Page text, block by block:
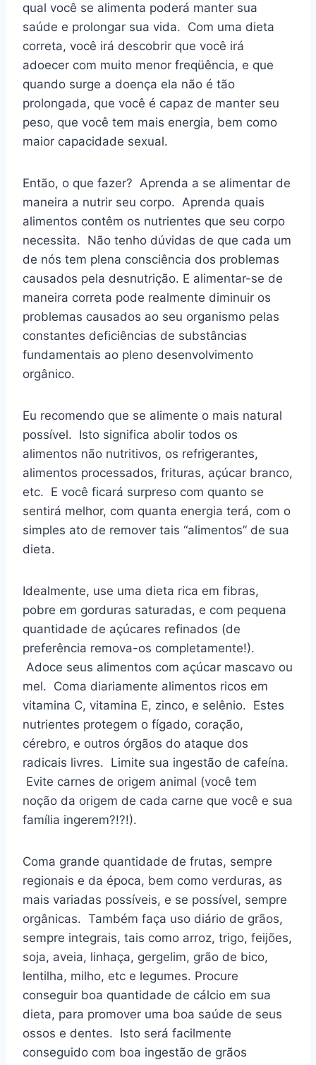
qual você se alimenta poderá manter sua
saúde e prolongar sua vida. Com uma dieta
correta, você irá descobrir que você irá
adoecer com muito menor freqüência, e que
quando surge a doença ela não é tão
prolongada, que você é capaz de manter seu
peso, que você tem mais energia, bem como
maior capacidade sexual.
Então, o que fazer? Aprenda a se alimentar de
maneira a nutrir seu corpo. Aprenda quais
alimentos contêm os nutrientes que seu corpo
necessita. Não tenho dúvidas de que cada um
de nós tem plena consciência dos problemas
causados pela desnutrição. E alimentar-se de
maneira correta pode realmente diminuir os
problemas causados ao seu organismo pelas
constantes deficiências de substâncias
fundamentais ao pleno desenvolvimento
orgânico.
Eu recomendo que se alimente o mais natural
possível. Isto significa abolir todos os
alimentos não nutritivos, os refrigerantes,
alimentos processados, frituras, açúcar branco,
etc. E você ficará surpreso com quanto se
sentirá melhor, com quanta energia terá, com o
simples ato de remover tais “alimentos” de sua
dieta.
Idealmente, use uma dieta rica em fibras,
pobre em gorduras saturadas, e com pequena
quantidade de açúcares refinados (de
preferência remova-os completamente!).
Adoce seus alimentos com açúcar mascavo ou
mel. Coma diariamente alimentos ricos em
vitamina C, vitamina E, zinco, e selênio. Estes
nutrientes protegem o fígado, coração,
cérebro, e outros órgãos do ataque dos
radicais livres. Limite sua ingestão de cafeína.
Evite carnes de origem animal (você tem
noção da origem de cada carne que você e sua
família ingerem?!?!).
Coma grande quantidade de frutas, sempre
regionais e da época, bem como verduras, as
mais variadas possíveis, e se possível, sempre
orgânicas. Também faça uso diário de grãos,
sempre integrais, tais como arroz, trigo, feijões,
soja, aveia, linhaça, gergelim, grão de bico,
lentilha, milho, etc e legumes. Procure
conseguir boa quantidade de cálcio em sua
dieta, para promover uma boa saúde de seus
ossos e dentes. Isto será facilmente
conseguido com boa ingestão de grãos